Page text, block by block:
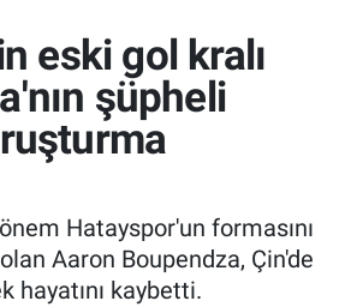
eski gol kralı
şüpheli
Hatayspor'un formasını
Aaron Boupendza, Çin'de
hayatını kaybetti.
Evreni
Durumu ve Fikstür